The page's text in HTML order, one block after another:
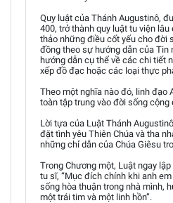
Quy luật của Thánh Augustinô,
400, trở thành quy luật tu viện
thảo những điều cốt yếu cho đời
đồng theo sự hướng dẫn của Tin
hướng dẫn cụ thể về các chi tiết
xếp đồ đạc hoặc các loại thực
Theo một nghĩa nào đó, linh đạo
toàn tập trung vào đời sống cộng
Lời tựa của Luật Thánh
đặt tình yêu Thiên Chúa và tha
những chỉ dẫn của Chúa Giêsu
Trong Chương một, Luật ngay
tu sĩ, “Mục đích chính khi anh
sống hòa thuận trong nhà mình,
một trái tim và một linh hồn”.